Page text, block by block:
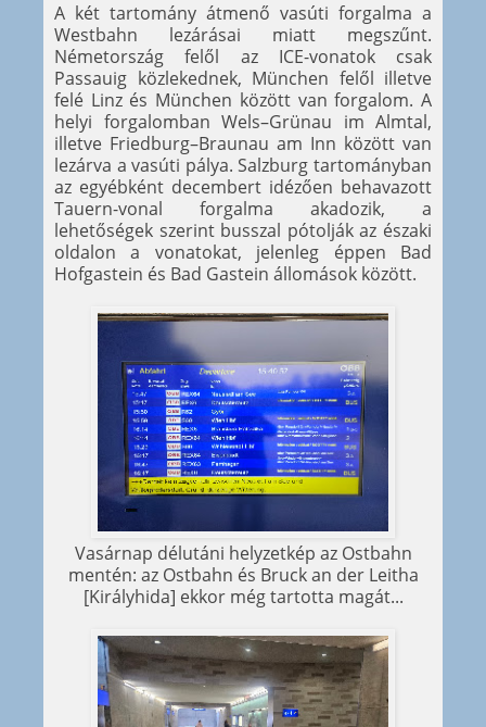
A két tartomány átmenő vasúti forgalma a
Westbahn lezárásai miatt megszűnt.
Németország felől az ICE-vonatok csak
Passauig közlekednek, München felől illetve
felé Linz és München között van forgalom. A
helyi forgalomban Wels–Grünau im Almtal,
illetve Friedburg–Braunau am Inn között van
lezárva a vasúti pálya. Salzburg tartományban
az egyébként decembert idézően behavazott
Tauern-vonal forgalma akadozik, a
lehetőségek szerint busszal pótolják az északi
oldalon a vonatokat, jelenleg éppen Bad
Hofgastein és Bad Gastein állomások között.
Vasárnap délutáni helyzetkép az Ostbahn
mentén: az Ostbahn és Bruck an der Leitha
[Királyhida] ekkor még tartotta magát...